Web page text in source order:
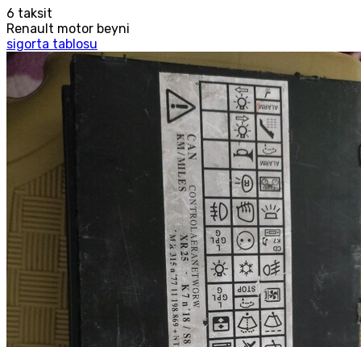
6 taksit
Renault motor beyni
sigorta tablosu